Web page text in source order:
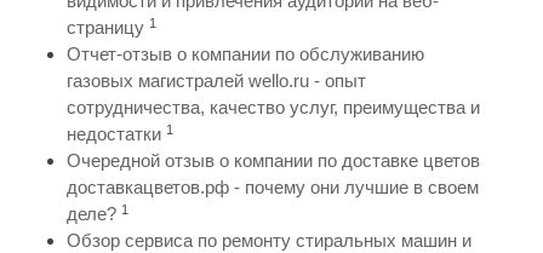
страницу 1
Отчет-отзыв о компании по обслуживанию
газовых магистралей wello.ru - опыт
сотрудничества, качество услуг, преимущества и
недостатки 1
Очередной отзыв о компании по доставке цветов
доставкацветов.рф - почему они лучшие в своем
деле? 1
Обзор сервиса по ремонту стиральных машин и